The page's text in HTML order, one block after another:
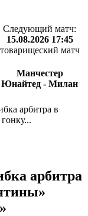
Следующий матч:
15.08.2026 17:45
товарищеский матч
Манчестер
Юнайтед - Милан
арбитра в
арбитра